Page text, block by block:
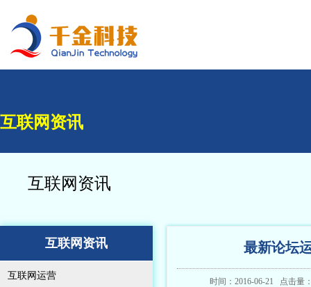
互联网资讯
互联网资讯
互联网资讯
互联网运营
最新论坛
时间：2016-06-21 点击量